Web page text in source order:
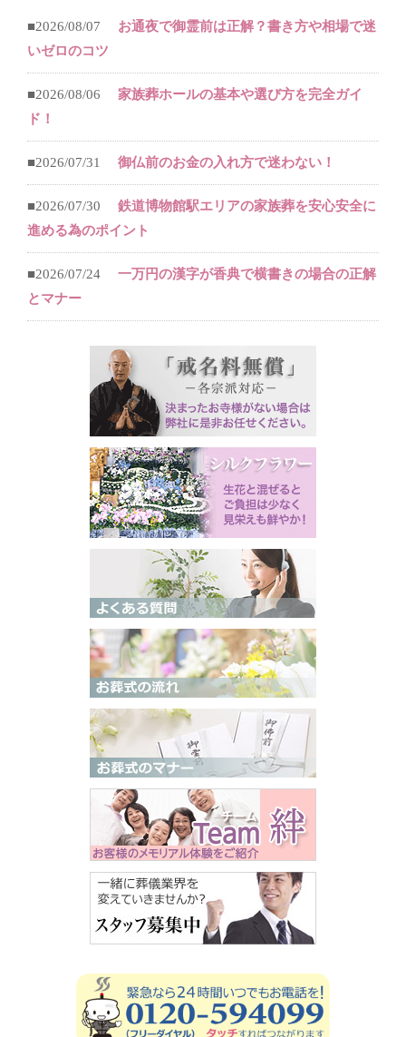
■2026/08/07
お通夜で御霊前は正解？書き方や相場で迷
いゼロのコツ
■2026/08/06
家族葬ホールの基本や選び方を完全ガイ
ド！
■2026/07/31 御仏前のお金の入れ方で迷わない！
■2026/07/30
鉄道博物館駅エリアの家族葬を安心安全に
進める為のポイント
■2026/07/24
一万円の漢字が香典で横書きの場合の正解
とマナー